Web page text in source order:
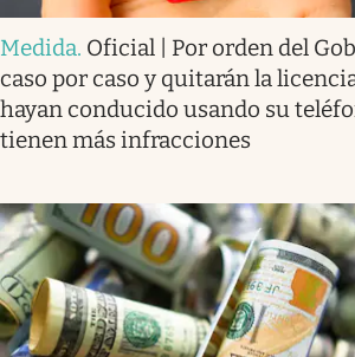
Medida. Oficial | Por orden del
caso por caso y quitarán la
hayan conducido usando su
tienen más infracciones